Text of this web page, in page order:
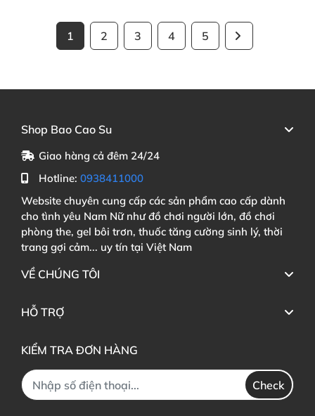
1 2 3 4 5
Shop Bao Cao Su
Giao hàng cả đêm 24/24
Hotline: 0938411000
Website chuyên cung cấp các sản phẩm cao cấp dành
cho tình yêu Nam Nữ như đồ chơi người lớn, đồ chơi
phòng the, gel bôi trơn, thuốc tăng cường sinh lý, thời
trang gợi cảm... uy tín tại Việt Nam
VỀ CHÚNG TÔI
HỖ TRỢ
KIỂM TRA ĐƠN HÀNG
Check